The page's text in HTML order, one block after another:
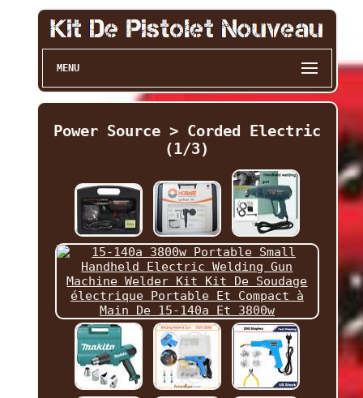
MENU
Power Source > Corded Electric
(1/3)